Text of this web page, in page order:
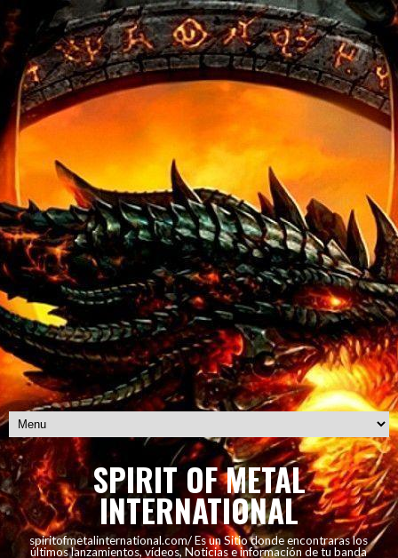
SPIRIT OF METAL
INTERNATIONAL
spiritofmetalinternational.com/ Es un Sitio donde encontraras los
últimos lanzamientos, vídeos, Noticias e información de tu banda